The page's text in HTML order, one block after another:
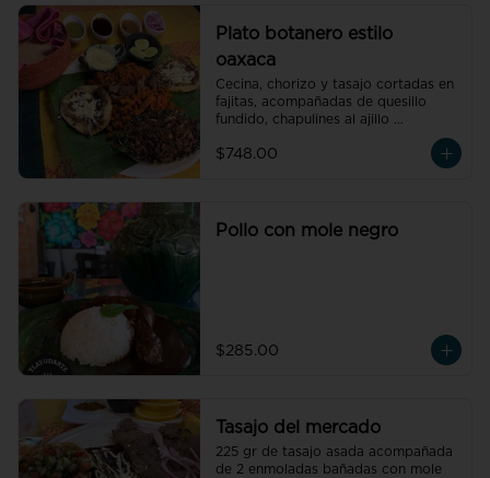
Plato botanero estilo
oaxaca
Cecina, chorizo y tasajo cortadas en
fajitas, acompañadas de quesillo
fundido, chapulines al ajillo
nuestras salsas molcajeteadas. (para
$748.00
Pollo con mole negro
$285.00
Tasajo del mercado
225 gr de tasajo asada acompañada
de 2 enmoladas bañadas con mole